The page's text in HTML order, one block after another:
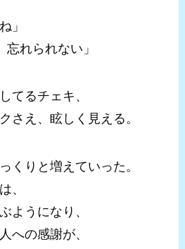
」
忘れられない」
てるチェキ、
さえ、眩しく見える。
くりと増えていった。
、
ようになり、
への感謝が、